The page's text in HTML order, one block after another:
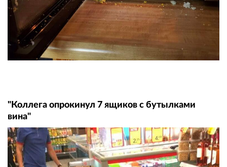
"Коллега опрокинул 7 ящиков с бутылками
вина"